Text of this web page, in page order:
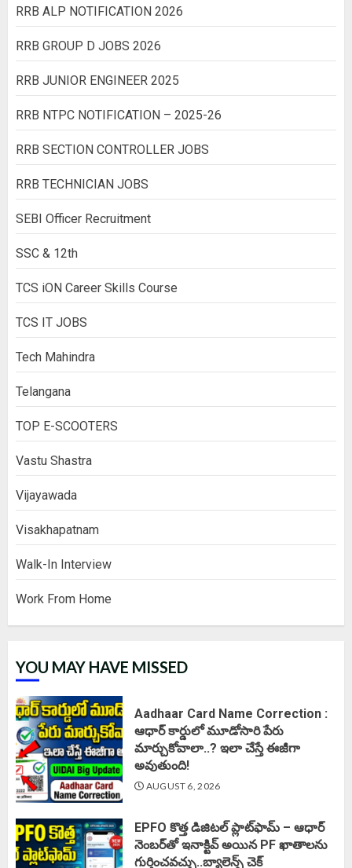
RRB ALP NOTIFICATION 2026
RRB GROUP D JOBS 2026
RRB JUNIOR ENGINEER 2025
RRB NTPC NOTIFICATION – 2025-26
RRB SECTION CONTROLLER JOBS
RRB TECHNICIAN JOBS
SEBI Officer Recruitment
SSC & 12th
TCS iON Career Skills Course
TCS IT JOBS
Tech Mahindra
Telangana
TOP E-SCOOTERS
Vastu Shastra
Vijayawada
Visakhapatnam
Walk-In Interview
Work From Home
YOU MAY HAVE MISSED
Aadhaar Card Name Correction :
ఆధార్ కార్డులో మూడోసారి పేరు
మార్చుకోవాలా..? ఇలా చేస్తే ఈజీగా
అవుతుంది!
AUGUST 6, 2026
EPFO కొత్త డిజిటల్ ప్లాట్‌ఫామ్‌ – ఆధార్
నెంబర్‌తో ఇనాక్టివ్ అయిన PF ఖాతాలను
గుర్తించవచ్చు..బ్యాలెన్స్ చెక్